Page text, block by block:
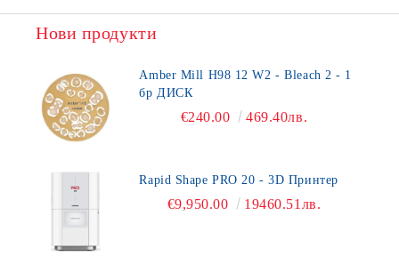
Нови продукти
Amber Mill H98 12 W2 - Bleach 2 - 1
бр ДИСК
€240.00 469.40лв.
Rapid Shape PRO 20 - 3D Принтер
€9,950.00 19460.51лв.